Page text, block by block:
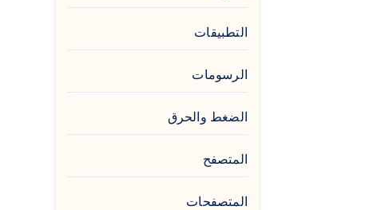
التطبيقات
الرسومات
الضغط والحرق
المتصفح
المتصفحات